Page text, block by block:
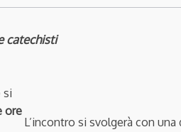
catechisti
si
ore
L’incontro si svolgerà con